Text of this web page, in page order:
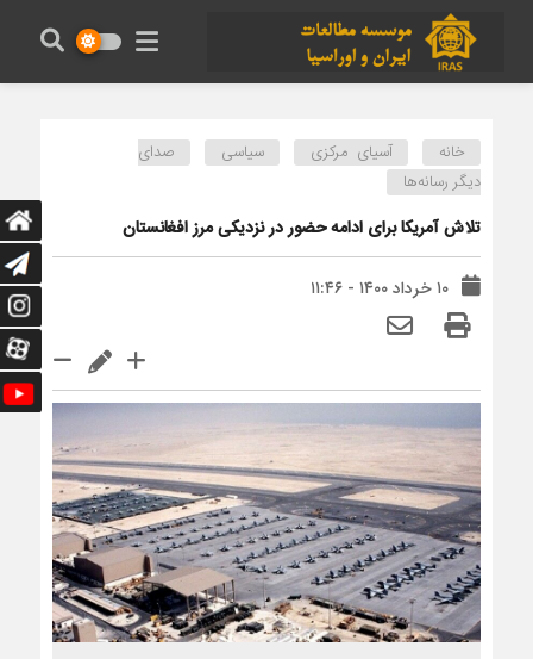
خانه آسیای مرکزی سیاسی
صدای
دیگر رسانه‌ها
تلاش آمریکا برای ادامه حضور در نزدیکی‌ مرز افغانستان
۱۰ خرداد ۱۴۰۰ - ۱۱:۴۶